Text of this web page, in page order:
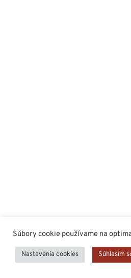
Súbory cookie používame na
Nastavenia cookies Súhlasím